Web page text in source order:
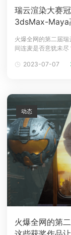
渲染大赛
泛CG交流会
渲染大赛
泛CG交流会
渲染大赛
泛CG交流会
渲染大赛
泛CG交流会
渲染大赛
泛CG交流会
渲染大赛
泛CG交流会
特惠专区
青云平台
教育优惠
青云平台
教育优惠
青云平台
教育优惠
青云平台
教育优惠
青云平台
教育优惠
青云平台
教育优惠
登录
瑞云渲染大赛
3dsMax-Maya
火爆全网的第二届
间连麦是否意犹未
请到了专业组冠军作
2023-07-07
火爆全网的第
动态